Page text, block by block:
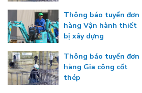
Thông báo tuyển đơn
hàng Vận hành thiết
bị xây dựng
Thông báo tuyển đơn
hàng Gia công cốt
thép